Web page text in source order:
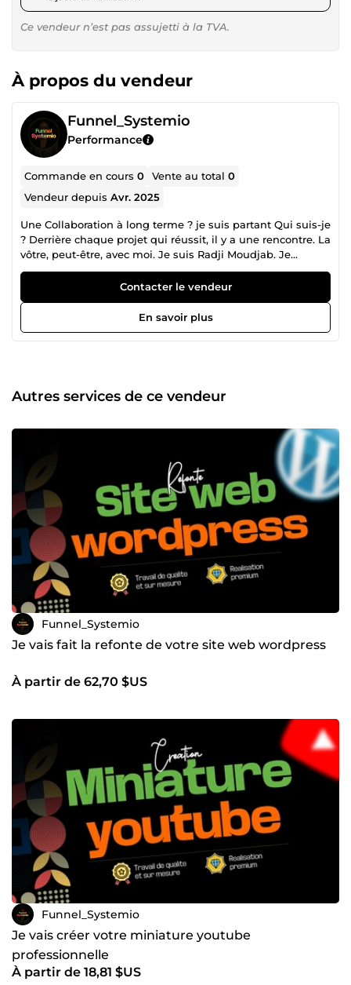
Ce vendeur n’est pas assujetti à la TVA.
À propos du vendeur
Funnel_Systemio
Performance
Commande en cours0 Vente au total0
Vendeur depuisAvr. 2025
Une Collaboration à long terme ? je suis partant Qui suis-je
? Derrière chaque projet qui réussit, il y a une rencontre. La
vôtre, peut-être, avec moi. Je suis Radji Moudjab. Je
transforme les idées flottantes en machines de guerre
digitales. Un site qui capte l'attention. Un tunnel de vente
qui convertit en automatique. Une stratégie qui fait
grimper vos résultats pendant que vous dormez. Pas
besoin d'avoir tout compris au marketing, au design, ou au
meilleur moment, c’est maintenant. On commence ?💡
Contacter le vendeur
En savoir plus
Autres services de ce vendeur
Funnel_Systemio
Je vais fait la refonte de votre site web wordpress
À partir de 62,70 $US
Funnel_Systemio
Je vais créer votre miniature youtube
professionnelle
À partir de 18,81 $US